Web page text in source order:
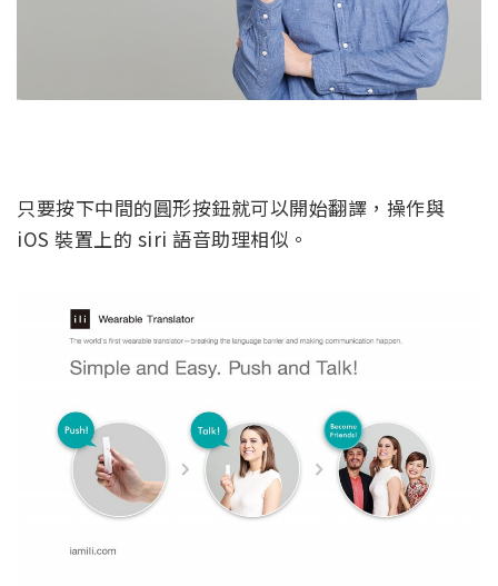
只要按下中間的圓形按鈕就可以開始翻譯，操作與
iOS 裝置上的 siri 語音助理相似。